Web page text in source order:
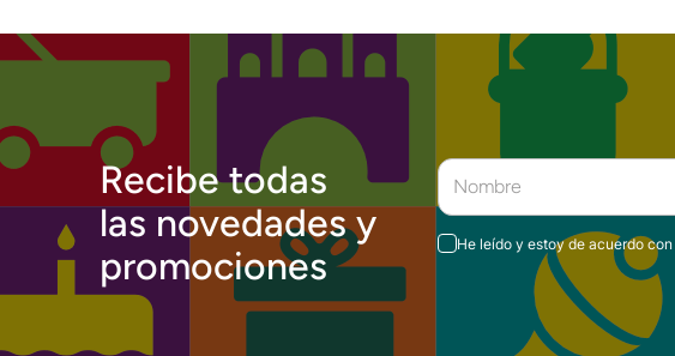
Recibe todas
las novedades y
promociones
He leído y estoy de acuerdo con